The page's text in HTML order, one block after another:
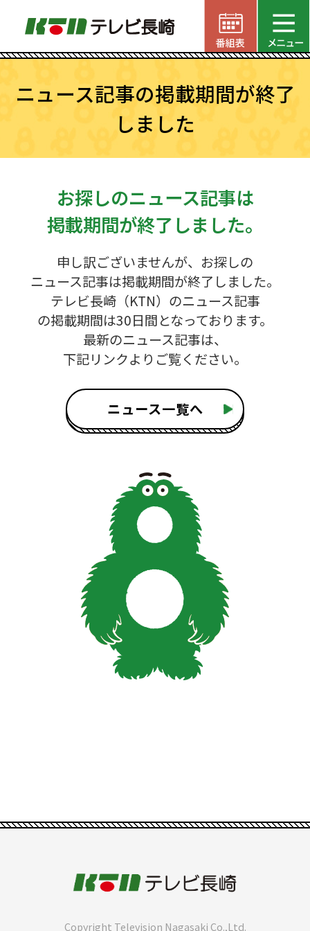
ニュース記事の掲載期間が終了
しました
お探しのニュース記事は
掲載期間が終了しました。
申し訳ございませんが、お探しの
ニュース記事は掲載期間が終了しました。
テレビ長崎（KTN）のニュース記事
の掲載期間は30日間となっております。
最新のニュース記事は、
下記リンクよりご覧ください。
ニュース一覧へ
Copyright Television Nagasaki Co.,Ltd.